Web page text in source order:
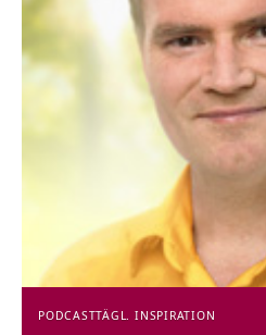
PODCASTTÄGL. INSPIRATION